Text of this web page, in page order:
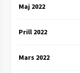
Maj 2022
Prill 2022
Mars 2022